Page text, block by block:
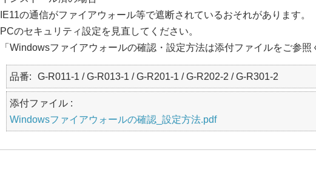
IE11の通信がファイアウォール等で遮断されているおそれがあります。
PCのセキュリティ設定を見直してください。
「Windowsファイアウォールの確認・設定方法は添付ファイルをご参照
品番 G-R011-1 / G-R013-1 / G-R201-1 / G-R202-2 / G-R301-2
添付ファイル :
Windowsファイアウォールの確認_設定方法.pdf